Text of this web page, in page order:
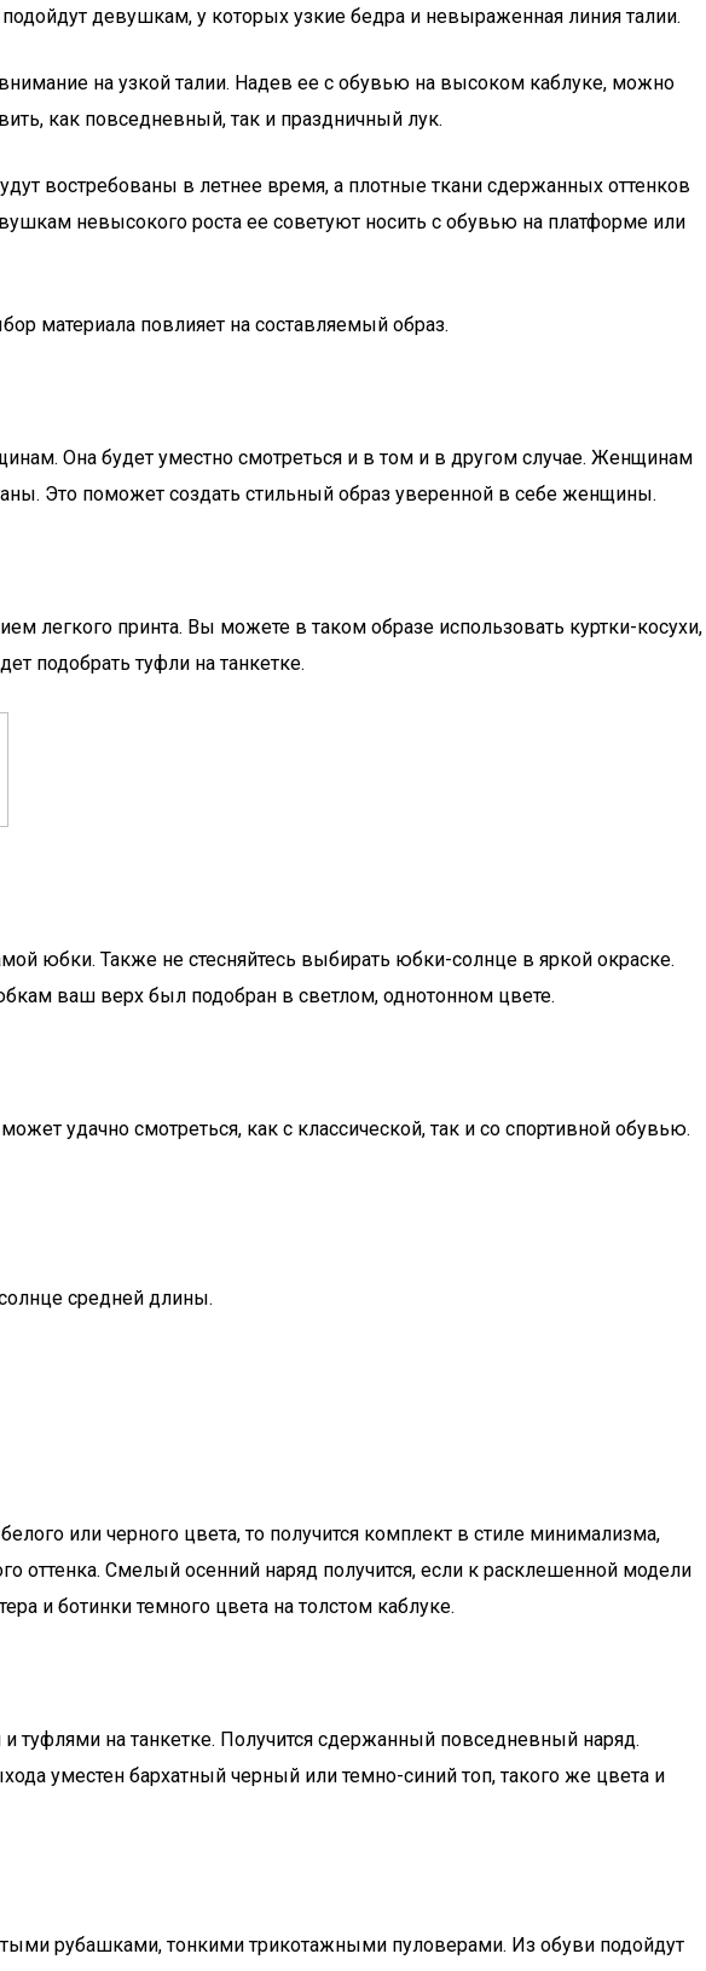
девушкам, у которых узкие бедра и невыраженная линия талии.
на узкой талии. Надев ее с обувью на высоком каблуке, можно
как повседневный, так и праздничный лук.
востребованы в летнее время, а плотные ткани сдержанных оттенков
невысокого роста ее советуют носить с обувью на платформе или
материала повлияет на составляемый образ.
Она будет уместно смотреться и в том и в другом случае. Женщинам
Это поможет создать стильный образ уверенной в себе женщины.
легкого принта. Вы можете в таком образе использовать куртки-косухи,
подобрать туфли на танкетке.
юбки. Также не стесняйтесь выбирать юбки-солнце в яркой окраске.
ваш верх был подобран в светлом, однотонном цвете.
удачно смотреться, как с классической, так и со спортивной обувью.
средней длины.
или черного цвета, то получится комплект в стиле минимализма,
оттенка. Смелый осенний наряд получится, если к расклешенной модели
и ботинки темного цвета на толстом каблуке.
на танкетке. Получится сдержанный повседневный наряд.
уместен бархатный черный или темно-синий топ, такого же цвета и
рубашками, тонкими трикотажными пуловерами. Из обуви подойдут